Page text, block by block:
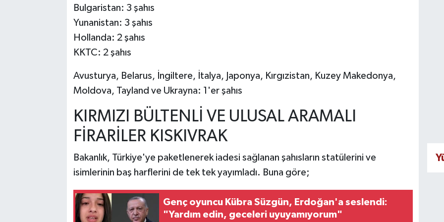
Bulgaristan: 3 şahıs
Yunanistan: 3 şahıs
Hollanda: 2 şahıs
KKTC: 2 şahıs
Avusturya, Belarus, İngiltere, İtalya, Japonya, Kırgızistan, Kuzey Makedonya,
Moldova, Tayland ve Ukrayna: 1'er şahıs
KIRMIZI BÜLTENLİ VE ULUSAL ARAMALI
FİRARİLER KISKIVRAK
Bakanlık, Türkiye'ye paketlenerek iadesi sağlanan şahısların statülerini ve
isimlerinin baş harflerini de tek tek yayımladı. Buna göre;
Genç oyuncu Kübra Süzgün, Erdoğan'a seslendi:
"Yardım edin, geceleri uyuyamıyorum"